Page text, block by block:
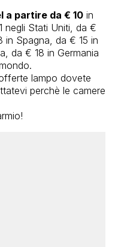
a partire da € 10 in
negli Stati Uniti, da €
in Spagna, da € 15 in
da € 18 in Germania
lampo dovete
perchè le camere